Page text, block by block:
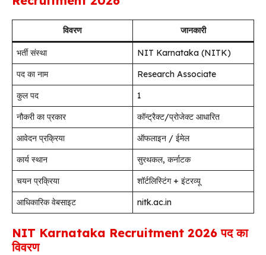
विवरण जानकारी
भर्ती संस्था
NIT Karnataka (NITK)
पद का नाम
Research Associate
कुल पद
1
नौकरी का प्रकार
कॉन्ट्रैक्ट/प्रोजेक्ट आधारित
आवेदन प्रक्रिया
ऑफलाइन / ईमेल
कार्य स्थान
सुरथकल, कर्नाटक
चयन प्रक्रिया
शॉर्टलिस्टिंग + इंटरव्यू
आधिकारिक वेबसाइट
nitk.ac.in
NIT Karnataka Recruitment 2026 पद का
विवरण